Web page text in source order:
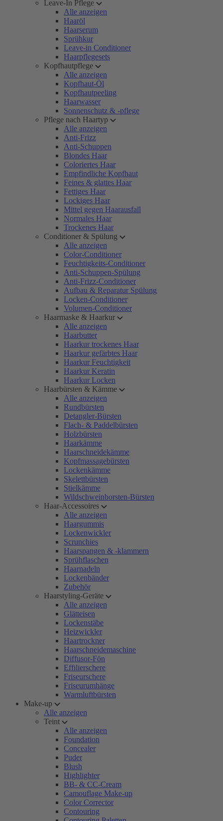
Leave-In Pflege
Alle anzeigen
Haaröl
Haarserum
Sprühkur
Leave-in Conditioner
Haarpflegesets
Kopfhautpflege
Alle anzeigen
Kopfhaut-Öl
Kopfhautpeeling
Haarwasser
Sonnenschutz & -pflege
Pflege nach Haartyp
Alle anzeigen
Anti-Frizz
Anti-Schuppen
Blondes Haar
Coloriertes Haar
Empfindliche Kopfhaut
Feines & glattes Haar
Fettiges Haar
Lockiges Haar
Mittel gegen Haarausfall
Normales Haar
Trockenes Haar
Conditioner & Spülung
Alle anzeigen
Color-Conditioner
Feuchtigkeits-Conditioner
Anti-Schuppen-Spülung
Anti-Frizz-Conditioner
Aufbau & Reparatur Spülung
Locken-Conditioner
Volumen-Conditioner
Haarmaske & Haarkur
Alle anzeigen
Haarbutter
Haarkur trockenes Haar
Haarkur gefärbtes Haar
Haarkur Feuchtigkeit
Haarkur Keratin
Haarkur Locken
Haarbürsten & Kämme
Alle anzeigen
Rundbürsten
Detangler-Bürsten
Flach- & Paddelbürsten
Holzbürsten
Haarkämme
Haarschneidekämme
Kopfmassagebürsten
Lockenkämme
Skelettbürsten
Stielkämme
Wildschweinborsten-Bürsten
Haar-Accessoires
Alle anzeigen
Haargummis
Lockenwickler
Scrunchies
Haarspangen & -klammern
Sprühflaschen
Haarnadeln
Lockenbänder
Zubehör
Haarstyling-Geräte
Alle anzeigen
Glätteisen
Lockenstäbe
Heizwickler
Haartrockner
Haarschneidemaschine
Diffusor-Fön
Effilierschere
Friseurschere
Friseurumhänge
Warmluftbürsten
Make-up
Alle anzeigen
Teint
Alle anzeigen
Foundation
Concealer
Puder
Blush
Highlighter
BB- & CC-Cream
Camouflage Make-up
Color Corrector
Contouring